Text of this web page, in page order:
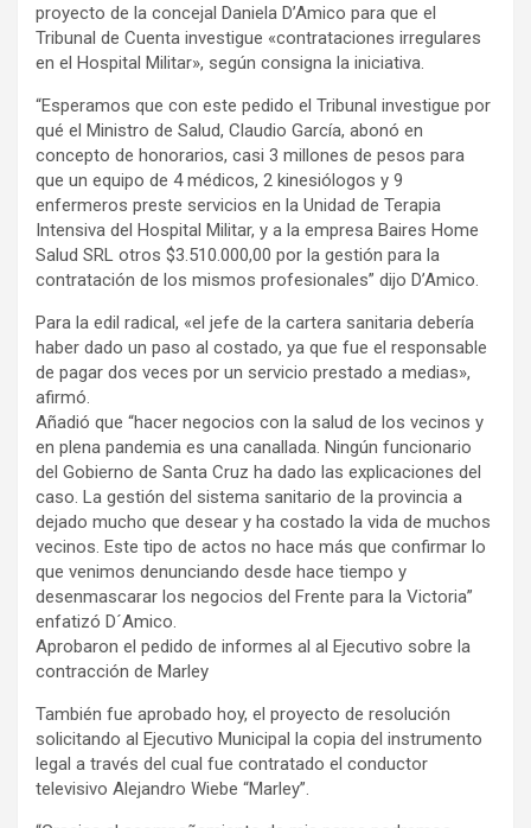
proyecto de la concejal Daniela D’Amico para que el
Tribunal de Cuenta investigue «contrataciones irregulares
en el Hospital Militar», según consigna la iniciativa.
“Esperamos que con este pedido el Tribunal investigue por
qué el Ministro de Salud, Claudio García, abonó en
concepto de honorarios, casi 3 millones de pesos para
que un equipo de 4 médicos, 2 kinesiólogos y 9
enfermeros preste servicios en la Unidad de Terapia
Intensiva del Hospital Militar, y a la empresa Baires Home
Salud SRL otros $3.510.000,00 por la gestión para la
contratación de los mismos profesionales” dijo D’Amico.
Para la edil radical, «el jefe de la cartera sanitaria debería
haber dado un paso al costado, ya que fue el responsable
de pagar dos veces por un servicio prestado a medias»,
afirmó.
Añadió que “hacer negocios con la salud de los vecinos y
en plena pandemia es una canallada. Ningún funcionario
del Gobierno de Santa Cruz ha dado las explicaciones del
caso. La gestión del sistema sanitario de la provincia a
dejado mucho que desear y ha costado la vida de muchos
vecinos. Este tipo de actos no hace más que confirmar lo
que venimos denunciando desde hace tiempo y
desenmascarar los negocios del Frente para la Victoria”
enfatizó D´Amico.
Aprobaron el pedido de informes al al Ejecutivo sobre la
contracción de Marley
También fue aprobado hoy, el proyecto de resolución
solicitando al Ejecutivo Municipal la copia del instrumento
legal a través del cual fue contratado el conductor
televisivo Alejandro Wiebe “Marley”.